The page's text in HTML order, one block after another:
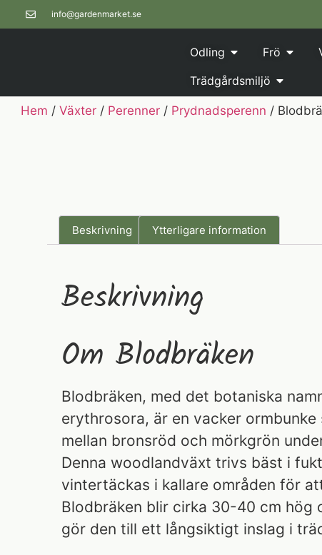
info@gardenmarket.se
Odling Frö
Trädgårdsmiljö
Hem / Växter / Perenner / Prydnadsperenn /
Beskrivning Ytterligare information
Beskrivning
Om Blodbräken
Blodbräken, med det botaniska
erythrosora, är en vacker
mellan bronsröd och mörkgrön
Denna woodlandväxt trivs bäst i
vintertäckas i kallare områden för
Blodbräken blir cirka 30-40 cm hög
gör den till ett långsiktigt inslag i